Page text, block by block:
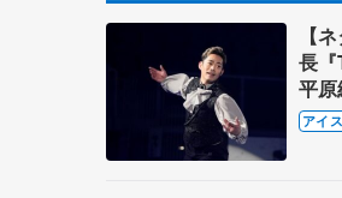
【
長
平
と
アイ